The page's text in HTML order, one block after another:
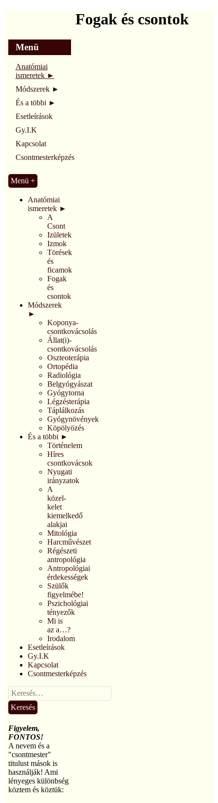
Menü
Anatómiai
ismeretek ►
Módszerek ►
És a többi ►
Esetleírások
Gy.I.K
Kapcsolat
Csontmesterképzés
Menü +
Anatómiai
ismeretek ►
A
Csont
Izületek
Izmok
Törések
és
ficamok
Fogak
és
csontok
Módszerek
►
Koponya-
csontkovácsolás
Állat(i)-
csontkovácsolás
Oszteoterápia
Ortopédia
Radiológia
Belgyógyászat
Gyógytorna
Légzésterápia
Táplálkozás
Gyógynövények
Köpölyözés
És a többi ►
Történelem
Híres
csontkovácsok
Nyugati
irányzatok
A
közel-
kelet
kiemelkedő
alakjai
Mitológia
Harcművészet
Régészeti
antropológia
Antropológiai
érdekességek
Szülők
figyelmébe!
Pszichológiai
tényezők
Mi is
az a…?
Irodalom
Esetleírások
Gy.I.K
Kapcsolat
Csontmesterképzés
Keresés:
Figyelem,
FONTOS!
A nevem és a
"csontmester"
titulust mások is
használják! Ami
lényeges különbség
köztem és köztük:
Fogak és csontok